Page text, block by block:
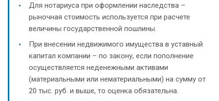
Для нотариуса при оформлении наследства –
рыночная стоимость используется при расчете
величины государственной пошлины.
При внесении недвижимого имущества в уставный
капитал компании – по закону, если пополнение
осуществляется неденежными активами
(материальными или нематериальными) на сумму от
20 тыс. руб. и выше, то оценка обязательна.